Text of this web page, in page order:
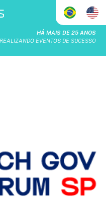
HÁ MAIS DE 25 ANOS
REALIZANDO EVENTOS DE SUCESSO